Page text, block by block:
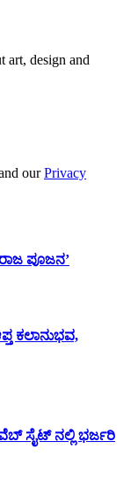
art, design and
ourPrivacy
ಪೂಜನ’
ಕಲಾನುಭವ,
ಸೈಟ್ ನಲ್ಲಿ ಭರ್ಜರಿ